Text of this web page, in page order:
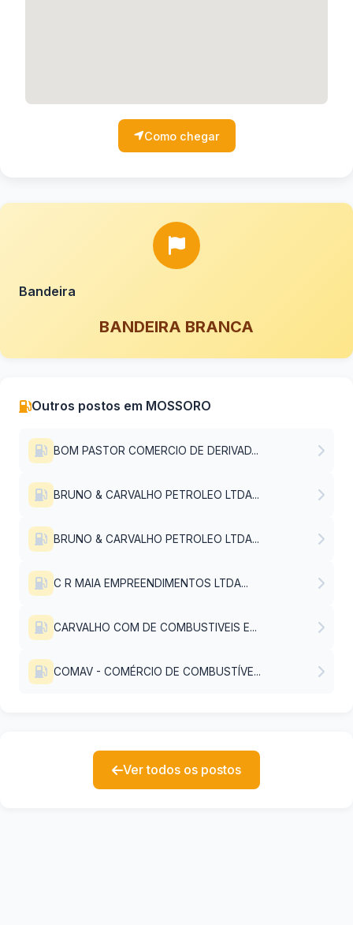
Como chegar
Bandeira
BANDEIRA BRANCA
Outros postos em MOSSORO
BOM PASTOR COMERCIO DE DERIVAD...
BRUNO & CARVALHO PETROLEO LTDA...
BRUNO & CARVALHO PETROLEO LTDA...
C R MAIA EMPREENDIMENTOS LTDA...
CARVALHO COM DE COMBUSTIVEIS E...
COMAV - COMÉRCIO DE COMBUSTÍVE...
Ver todos os postos